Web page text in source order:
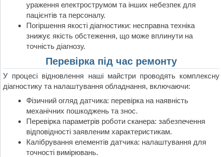
ураження електрострумом та інших небезпек для
пацієнтів та персоналу.
Погіршення якості діагностики: несправна техніка
знижує якість обстеження, що може вплинути на
точність діагнозу.
Перевірка під час ремонту
У процесі відновлення наші майстри проводять комплексну
діагностику та налаштування обладнання, включаючи:
Фізичний огляд датчика: перевірка на наявність
механічних пошкоджень та знос.
Перевірка параметрів роботи сканера: забезпечення
відповідності заявленим характеристикам.
Калібрування елементів датчика: налаштування для
точності вимірювань.